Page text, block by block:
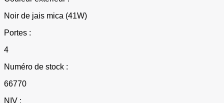
Noir de jais mica (41W)
Portes :
4
Numéro de stock :
66770
NIV :